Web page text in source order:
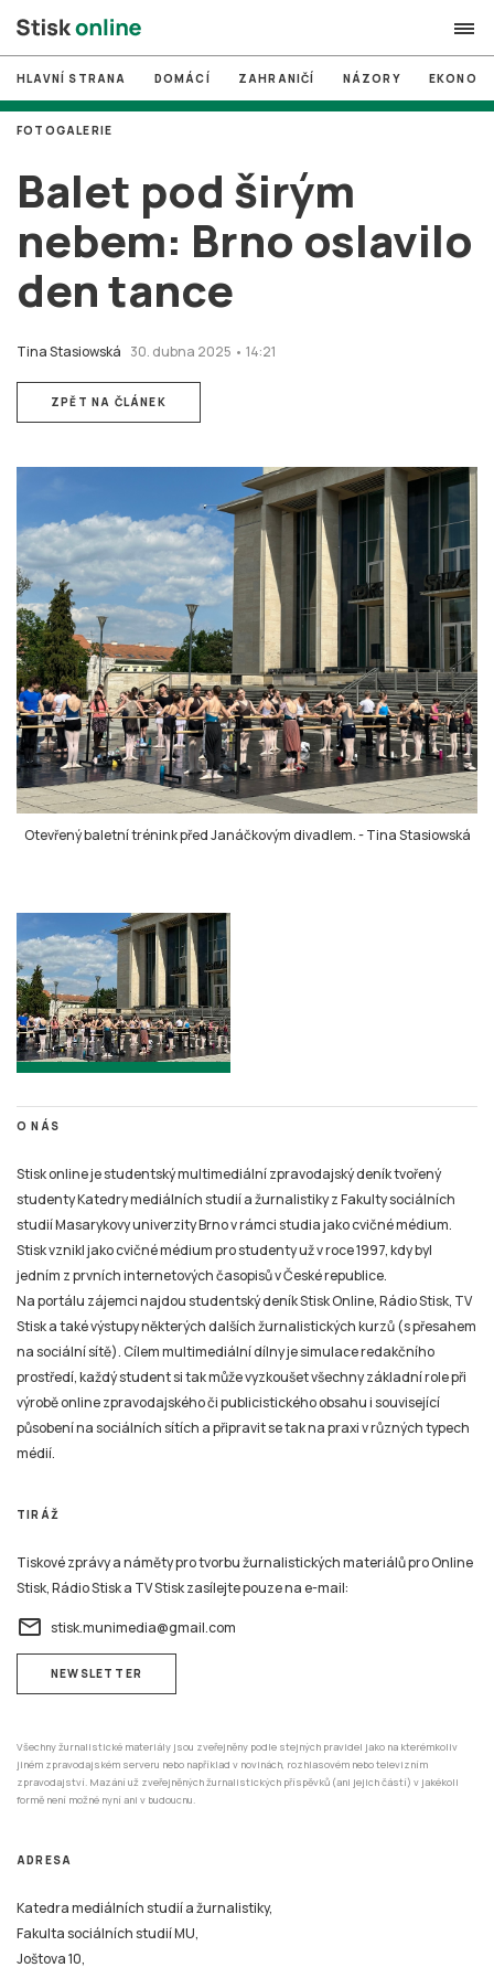
search
# MUNI
# Brno
# volby
login PŘIHLÁSIT SE
HLAVNÍ STRANA DOMÁCÍ ZAHRANIČÍ NÁZORY
Balet pod širým
nebem: Brno oslavilo
den tance
Tina Stasiowská 30. dubna 2025 • 14:21
FOTOGALERIE
ZPĚT NA ČLÁNEK
Otevřený baletní trénink před Janáčkovým divadlem.-Tina Stasiowská
O NÁS
Stisk online je studentský multimediální zpravodajský deník tvořený
studenty Katedry mediálních studií a žurnalistiky z Fakulty sociálních
studií Masarykovy univerzity Brno v rámci studia jako cvičné médium.
Stisk vznikl jako cvičné médium pro studenty už v roce 1997, kdy byl
jedním z prvních internetových časopisů v České republice.
Na portálu zájemci najdou studentský deník Stisk Online, Rádio Stisk, TV
Stisk a také výstupy některých dalších žurnalistických kurzů (s přesahem
na sociální sítě). Cílem multimediální dílny je simulace redakčního
prostředí, každý student si tak může vyzkoušet všechny základní role při
výrobě online zpravodajského či publicistického obsahu i související
působení na sociálních sítích a připravit se tak na praxi v různých typech
médií.
TIRÁŽ
Tiskové zprávy a náměty pro tvorbu žurnalistických materiálů pro Online
Stisk, Rádio Stisk a TV Stisk zasílejte pouze na e-mail:
email stisk.munimedia@gmail.com
NEWSLETTER
Všechny žurnalistické materiály jsou zveřejněny podle stejných pravidel jako na kterémkoliv
jiném zpravodajském serveru nebo například v novinách, rozhlasovém nebo televizním
zpravodajství. Mazání už zveřejněných žurnalistických příspěvků (ani jejich částí) v jakékoli
formě není možné nyní ani v budoucnu.
ADRESA
Katedra mediálních studií a žurnalistiky,
Fakulta sociálních studií MU,
Joštova 10,